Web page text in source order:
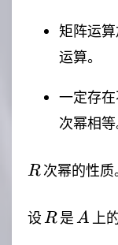
矩阵运
运算。
一定存
次幂相等
R
R次幂的性质
设 R
R是 A
A 上